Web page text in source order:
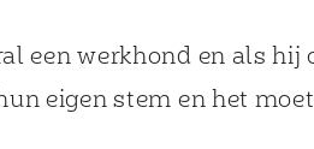
een werkhond en als
eigen stem en het